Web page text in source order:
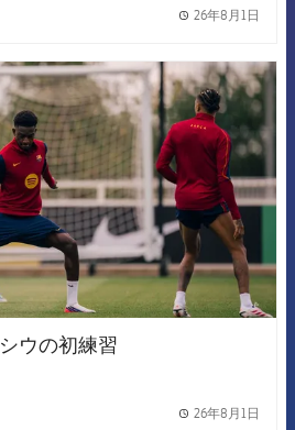
26年8月1日
FCB Barcelona badge
ウの初練習
26年8月1日